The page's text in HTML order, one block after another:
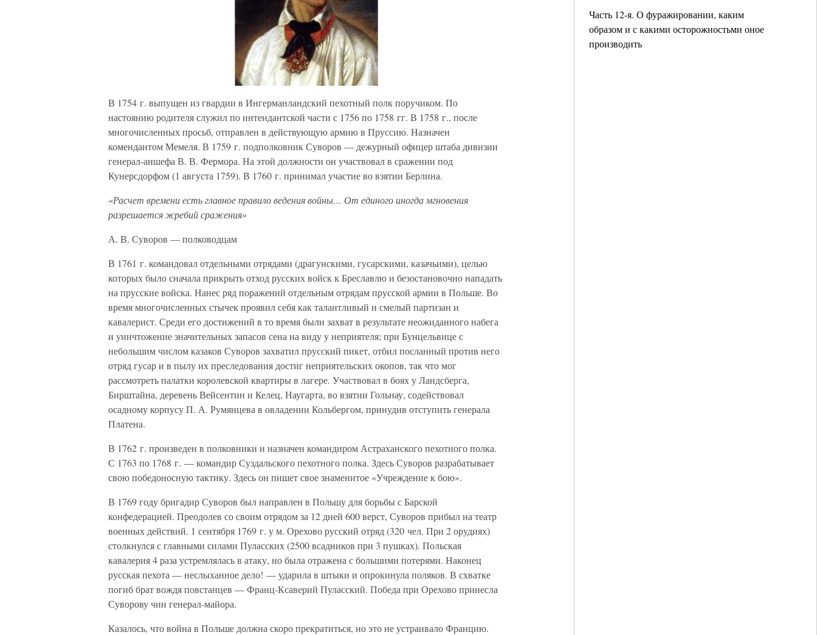
Часть 12-я. О фуражировании, каким
образом и с какими осторожностьми оное
производить
В 1754 г. выпущен из гвардии в Ингерманландский пехотный полк поручиком. По
настоянию родителя служил по интендантской части с 1756 по 1758 гг. В 1758 г., после
многочисленных просьб, отправлен в действующую армию в Пруссию. Назначен
комендантом Мемеля. В 1759 г. подполковник Суворов — дежурный офицер штаба дивизии
генерал-аншефа В. В. Фермора. На этой должности он участвовал в сражении под
Кунерсдорфом (1 августа 1759). В 1760 г. принимал участие во взятии Берлина.
«Расчет времени есть главное правило ведения войны… От единого иногда мгновения
разрешается жребий сражения»
А. В. Суворов — полководцам
В 1761 г. командовал отдельными отрядами (драгунскими, гусарскими, казачьими), целью
которых было сначала прикрыть отход русских войск к Бреславлю и безостановочно нападать
на прусские войска. Нанес ряд поражений отдельным отрядам прусской армии в Польше. Во
время многочисленных стычек проявил себя как талантливый и смелый партизан и
кавалерист. Среди его достижений в то время были захват в результате неожиданного набега
и уничтожение значительных запасов сена на виду у неприятеля; при Бунцельвице с
небольшим числом казаков Суворов захватил прусский пикет, отбил посланный против него
отряд гусар и в пылу их преследования достиг неприятельских окопов, так что мог
рассмотреть палатки королевской квартиры в лагере. Участвовал в боях у Ландсберга,
Бирштайна, деревень Вейсентин и Келец, Наугарта, во взятии Гольнау, содействовал
осадному корпусу П. А. Румянцева в овладении Кольбергом, принудив отступить генерала
Платена.
В 1762 г. произведен в полковники и назначен командиром Астраханского пехотного полка.
С 1763 по 1768 г. — командир Суздальского пехотного полка. Здесь Суворов разрабатывает
свою победоносную тактику. Здесь он пишет свое знаменитое «Учреждение к бою».
В 1769 году бригадир Суворов был направлен в Польшу для борьбы с Барской
конфедерацией. Преодолев со своим отрядом за 12 дней 600 верст, Суворов прибыл на театр
военных действий. 1 сентября 1769 г. у м. Орехово русский отряд (320 чел. При 2 орудиях)
столкнулся с главными силами Пуласских (2500 всадников при 3 пушках). Польская
кавалерия 4 раза устремлялась в атаку, но была отражена с большими потерями. Наконец
русская пехота — неслыханное дело! — ударила в штыки и опрокинула поляков. В схватке
погиб брат вождя повстанцев — Франц-Ксаверий Пуласский. Победа при Орехово принесла
Суворову чин генерал-майора.
Казалось, что война в Польше должна скоро прекратиться, но это не устраивало Францию.